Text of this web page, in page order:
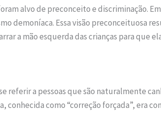
alvo de preconceito e discriminação.
demoníaca. Essa visão preconceituosa
a mão esquerda das crianças para que
referir a pessoas que são naturalmente
conhecida como “correção forçada”, era